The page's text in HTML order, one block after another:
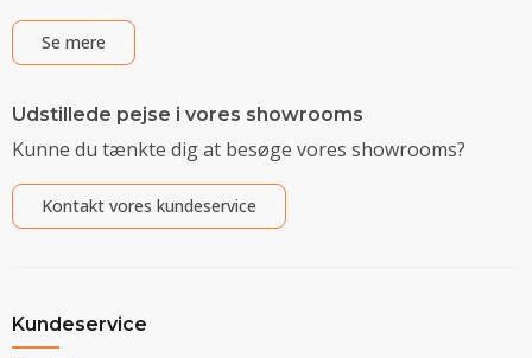
Se mere
Udstillede pejse i vores showrooms
Kunne du tænkte dig at besøge vores showrooms?
Kontakt vores kundeservice
Kundeservice